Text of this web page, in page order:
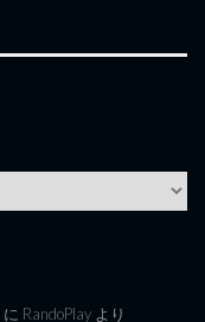
に RandoPlay より